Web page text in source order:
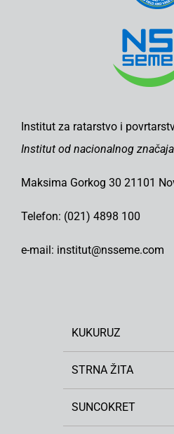
Institut za ratarstvo i
Institut od nacionalnog
Maksima Gorkog 30 21101
Telefon: (021) 4898 100
e-mail: institut@nsseme.com
KUKURUZ
STRNA ŽITA
SUNCOKRET